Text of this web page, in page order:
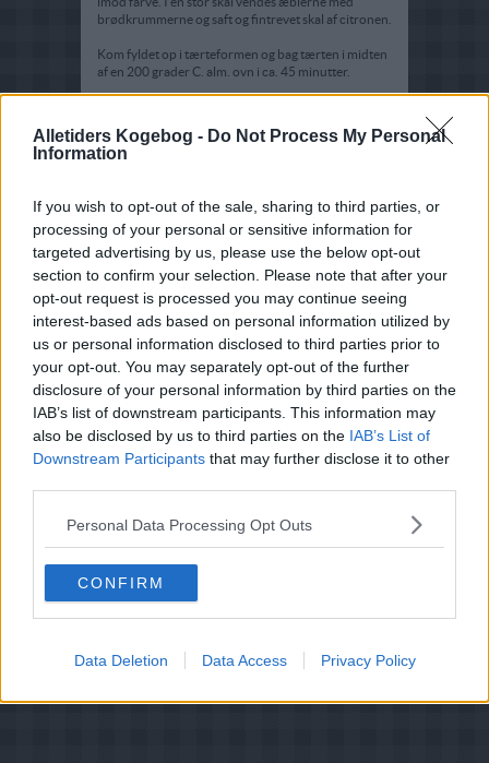
Alletiders Kogebog - Do Not Process My Personal
Information
If you wish to opt-out of the sale, sharing to third parties, or
processing of your personal or sensitive information for
targeted advertising by us, please use the below opt-out
section to confirm your selection. Please note that after your
opt-out request is processed you may continue seeing
interest-based ads based on personal information utilized by
us or personal information disclosed to third parties prior to
your opt-out. You may separately opt-out of the further
disclosure of your personal information by third parties on the
IAB’s list of downstream participants. This information may
also be disclosed by us to third parties on the IAB’s List of
Downstream Participants that may further disclose it to other
Personal Data Processing Opt Outs
CONFIRM
Data Deletion Data Access Privacy Policy
brødkrummerne og saft og fintrevet skal af citronen.
Kom fyldet op i tærteformen og bag tærten i midten
af en 200 grader C. alm. ovn i ca. 45 minutter.
Lækkert tilbehør til tærten kunne være en honning-
vanille-is
2 past. Æggeblommer
2½ dl sødmælk
5 spsk. honning
1 stang vanille
4½ dl fløde (pisket)
Kog mælk, honning og vanille op pisk den sammen
med æg og vend det hele sammen med piskefløden
og frys